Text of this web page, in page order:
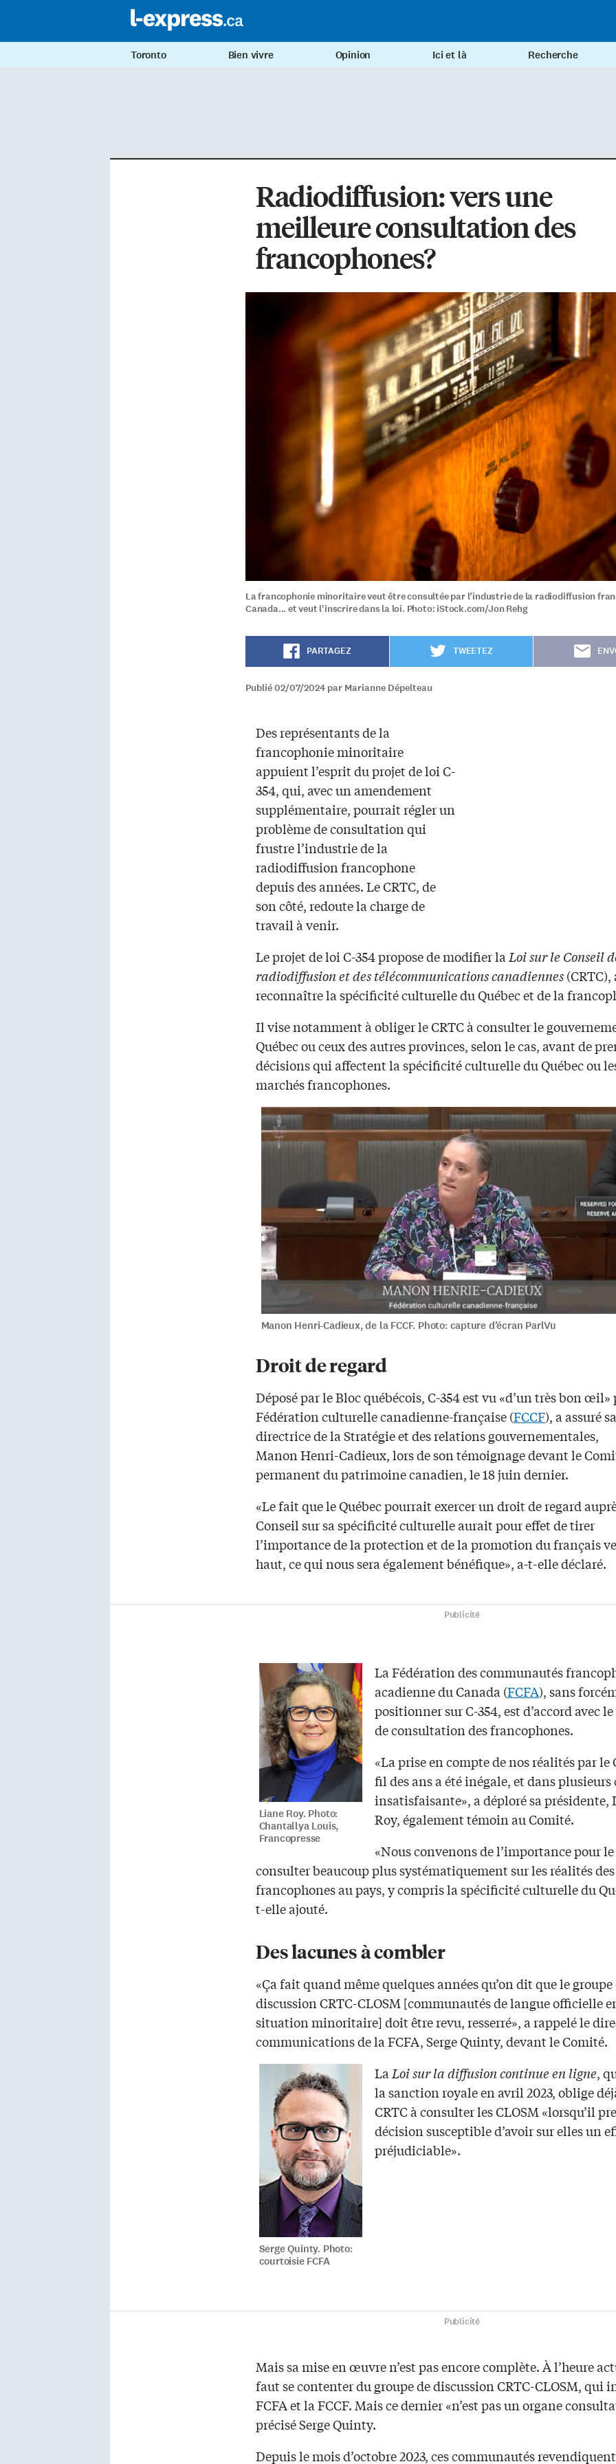
Toronto Bien vivre Opinion Ici et là Recherche
Radiodiffusion: vers une
meilleure consultation des
francophones?
La francophonie minoritaire veut être consultée par l’industrie de la radiodiffusion
Canada... et veut l'inscrire dans la loi. Photo: iStock.com/Jon Rehg
PARTAGEZ TWEETEZ
Publié 02/07/2024 par Marianne Dépelteau
Des représentants de la
francophonie minoritaire
appuient l’esprit du projet de loi C-
354, qui, avec un amendement
supplémentaire, pourrait régler un
problème de consultation qui
frustre l’industrie de la
radiodiffusion francophone
depuis des années. Le CRTC, de
son côté, redoute la charge de
travail à venir.
Le projet de loi C-354 propose de modifier laLoi sur le Conseil
radiodiffusion et des télécommunications canadiennes
reconnaître la spécificité culturelle du Québec et de la
Il vise notamment à obliger le CRTC à consulter le
Québec ou ceux des autres provinces, selon le cas, avant de
décisions qui affectent la spécificité culturelle du Québec ou
marchés francophones.
Manon Henri-Cadieux, de la FCCF. Photo: capture d’écran ParlVu
Droit de regard
Déposé par le Bloc québécois, C-354 est vu «d’un très bon œil»
Fédération culturelle canadienne-française (FCCF), a assuré sa
directrice de la Stratégie et des relations gouvernementales,
Manon Henri-Cadieux, lors de son témoignage devant le
permanent du patrimoine canadien, le 18 juin dernier.
«Le fait que le Québec pourrait exercer un droit de regard
Conseil sur sa spécificité culturelle aurait pour effet de tirer
l’importance de la protection et de la promotion du français
haut, ce qui nous sera également bénéfique», a-t-elle déclaré.
Publicité
Liane Roy. Photo:
Chantallya Louis,
Francopresse
La Fédération des communautés
acadienne du Canada (FCFA), sans
positionner sur C-354, est d’accord avec
de consultation des francophones.
«La prise en compte de nos réalités par le
fil des ans a été inégale, et dans plusieurs
insatisfaisante», a déploré sa présidente,
Roy, également témoin au Comité.
«Nous convenons de l’importance pour le
consulter beaucoup plus systématiquement sur les réalités
francophones au pays, y compris la spécificité culturelle du
t-elle ajouté.
Des lacunes à combler
«Ça fait quand même quelques années qu’on dit que le groupe
discussion CRTC-CLOSM [communautés de langue officielle
situation minoritaire] doit être revu, resserré», a rappelé le
communications de la FCFA, Serge Quinty, devant le Comité.
Serge Quinty. Photo:
courtoisie FCFA
LaLoi sur la diffusion continue en ligne,
la sanction royale en avril 2023, oblige
CRTC à consulter les CLOSM «lorsqu’il
décision susceptible d’avoir sur elles un
préjudiciable».
Publicité
Mais sa mise en œuvre n’est pas encore complète. À l’heure
faut se contenter du groupe de discussion CRTC-CLOSM, qui
FCFA et la FCCF. Mais ce dernier «n’est pas un organe
précisé Serge Quinty.
Depuis le mois d’octobre 2023, ces communautés